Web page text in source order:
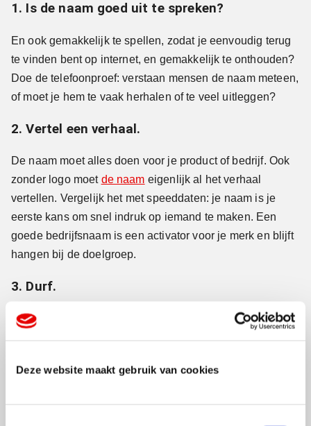
Deze website maakt gebruik van cookies
1. Is de naam goed uit te spreken?
En ook gemakkelijk te spellen, zodat je eenvoudig terug
te vinden bent op internet, en gemakkelijk te onthouden?
Doe de telefoonproef: verstaan mensen de naam meteen,
of moet je hem te vaak herhalen of te veel uitleggen?
2. Vertel een verhaal.
De naam moet alles doen voor je product of bedrijf. Ook
zonder logo moet de naam eigenlijk al het verhaal
vertellen. Vergelijk het met speeddaten: je naam is je
eerste kans om snel indruk op iemand te maken. Een
goede bedrijfsnaam is een activator voor je merk en blijft
hangen bij de doelgroep.
3. Durf.
Kijk hoe je directe concurrenten heten en kies dan een
4. Vraag niet te veel mensen.